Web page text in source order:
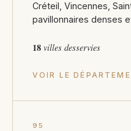
Créteil, Vincennes,
pavillonnaires denses
18 villes desservies
VOIR LE
95